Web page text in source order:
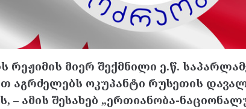
რეჟიმის მიერ შექმნილი ე.წ.
აგრძელებს ოკუპანტი რუსეთის
– ამის შესახებ „ერთიანობა-